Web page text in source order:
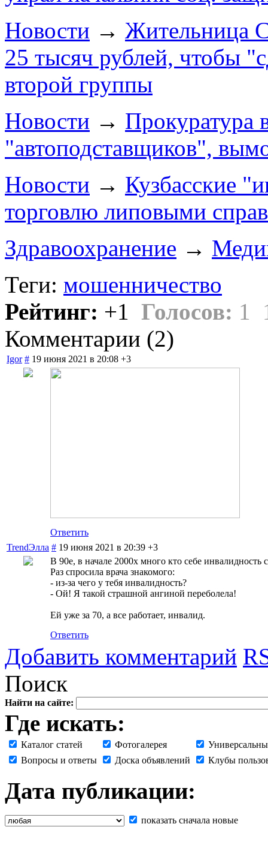
Новости → Жительница
25 тысяч рублей, чтобы
второй группы
Новости → Прокуратура
"автоподставщиков",
Новости → Кузбасские
торговлю липовыми
Здравоохранение →
Теги: мошенничество
Рейтинг: +1 Голосов: 1
Комментарии (2)
Igor # 19 июня 2021 в 20:08 +3
Ответить
TrendЭлла # 19 июня 2021 в 20:39 +3
В 90е, в начале 2000х много кто себе инвалидность
Раз спросила врача знакомого:
- из-за чего у тебя инвалидность?
- Ой! Я такой страшной ангиной переболела!
Ей уже за 70, а все работает, инвалид.
Ответить
Добавить комментарий
Поиск
Найти на сайте:
Где искать:
Каталог статей Фотогалерея
Вопросы и ответы
Доска объявлений Клубы
Дата публикации:
показать сначала новые